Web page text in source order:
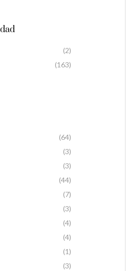
(2)
(163)
(64)
(3)
(3)
(44)
(7)
(3)
(4)
(4)
(1)
(3)